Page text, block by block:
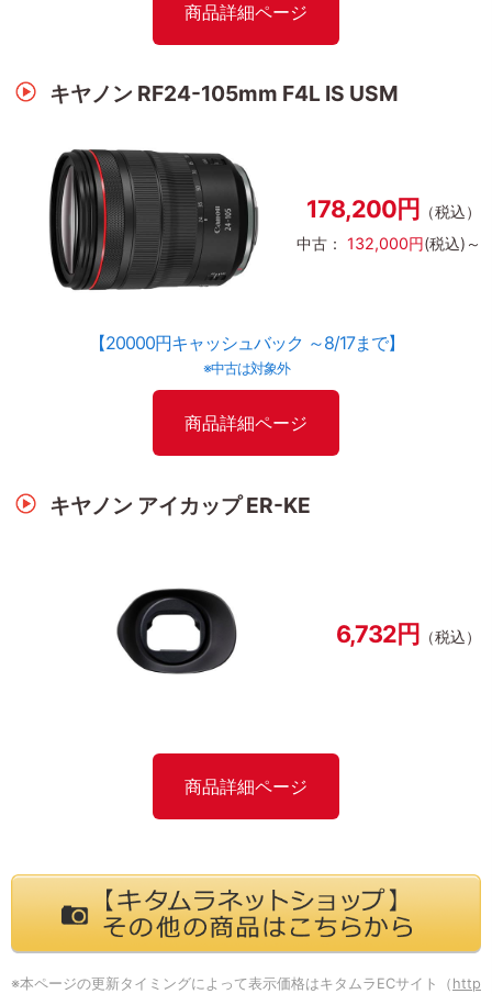
商品詳細ページ
キヤノン RF24-105mm F4L IS USM
178,200円
（税込）
中古： 132,000円(税込)～
【20000円キャッシュバック ～8/17まで】
※中古は対象外
商品詳細ページ
キヤノン アイカップ ER-KE
6,732円 （税込）
商品詳細ページ
※本ページの更新タイミングによって表示価格はキタムラECサイト（ http